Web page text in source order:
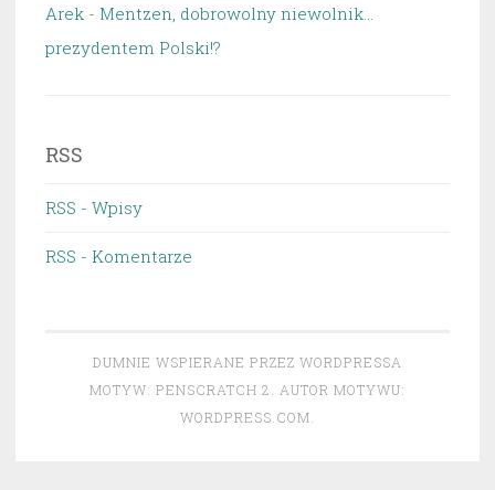
Arek - Mentzen, dobrowolny niewolnik…
prezydentem Polski!?
RSS
RSS - Wpisy
RSS - Komentarze
DUMNIE WSPIERANE PRZEZ WORDPRESSA
MOTYW: PENSCRATCH 2. AUTOR MOTYWU:
WORDPRESS.COM.